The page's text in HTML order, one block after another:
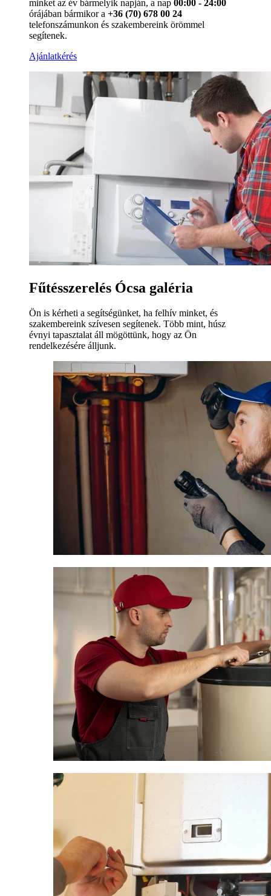
minket az év bármelyik napján, a nap 00:00 - 24:00
órájában bármikor a +36 (70) 678 00 24
telefonszámunkon és szakembereink örömmel
segítenek.
Ajánlatkérés
Fűtésszerelés Ócsa galéria
Ön is kérheti a segítségünket, ha felhív minket, és
szakembereink szívesen segítenek. Több mint, húsz
évnyi tapasztalat áll mögöttünk, hogy az Ön
rendelkezésére álljunk.